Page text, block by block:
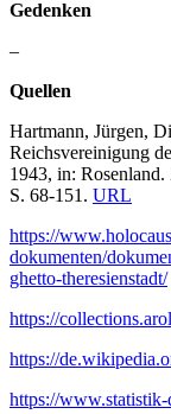
Gedenken
–
Quellen
Hartmann, Jürgen,
Reichsvereinigung
1943, in:
S. 68-151. URL
https://
dokumenten/
ghetto-theresienstadt/
https://
https://
https://